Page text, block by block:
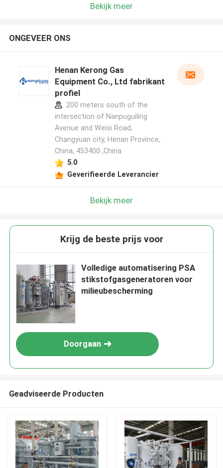
Bekijk meer
ONGEVEER ONS
Henan Kerong Gas
Equipment Co., Ltd fabrikant
profiel
200 meters south of the
intersection of Nanpuguiling
Avenue and Weisi Road,
Changyuan city, Henan Province,
China, 453400 ,China
5.0
Geverifieerde Leverancier
Bekijk meer
Krijg de beste prijs voor
Volledige automatisering PSA
stikstofgasgeneratoren voor
milieubescherming
Doorgaan
Geadviseerde Producten